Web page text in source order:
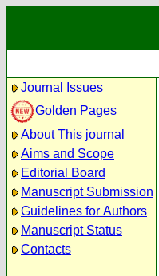
Journal Issues
Golden Pages
About This journal
Aims and Scope
Editorial Board
Manuscript Submission
Guidelines for Authors
Manuscript Status
Contacts